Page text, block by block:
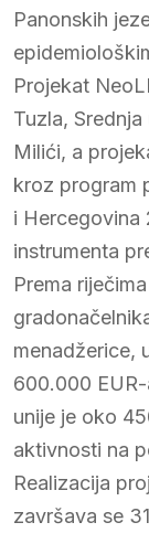
Panonskih
Projekat
Tuzla,
Milići, a
kroz program
i Hercegovina
instrumenta
Prema
menadžerice,
600.000
unije je oko
aktivnosti na
Realizacija
završava se